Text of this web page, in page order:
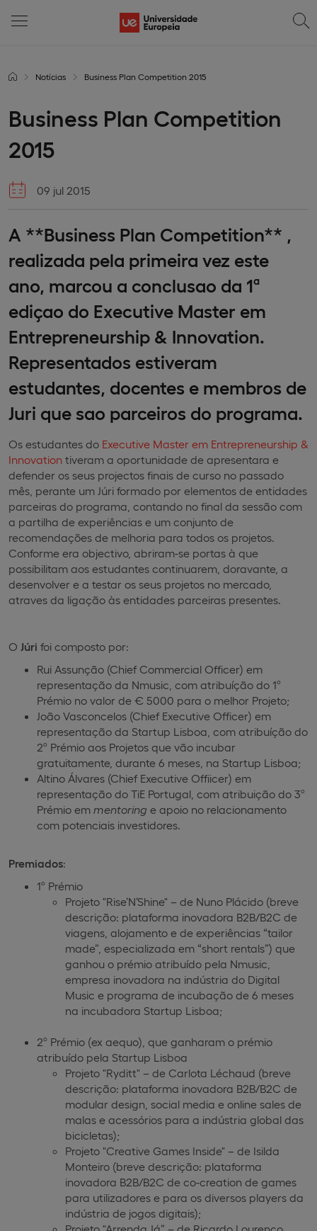
Notícias Business Plan Competition 2015
Business Plan Competition
2015
09 jul 2015
A **Business Plan Competition** ,
realizada pela primeira vez este
ano, marcou a conclusao da 1ª
ediçao do Executive Master em
Entrepreneurship & Innovation.
Representados estiveram
estudantes, docentes e membros de
Juri que sao parceiros do programa.
Os estudantes do Executive Master em Entrepreneurship &
Innovation tiveram a oportunidade de apresentara e
defender os seus projectos finais de curso no passado
mês, perante um Júri formado por elementos de entidades
parceiras do programa, contando no final da sessão com
a partilha de experiências e um conjunto de
recomendações de melhoria para todos os projetos.
Conforme era objectivo, abriram-se portas à que
possibilitam aos estudantes continuarem, doravante, a
desenvolver e a testar os seus projetos no mercado,
atraves da ligação às entidades parceiras presentes.
O Júri foi composto por:
Rui Assunção (Chief Commercial Officer) em
representação da Nmusic, com atribuíção do 1º
Prémio no valor de € 5000 para o melhor Projeto;
João Vasconcelos (Chief Executive Officer) em
representação da Startup Lisboa, com atribuíção do
2º Prémio aos Projetos que vão incubar
gratuitamente, durante 6 meses, na Startup Lisboa;
Altino Álvares (Chief Executive Offiicer) em
representação do TiE Portugal, com atribuição do 3º
Prémio em mentoring e apoio no relacionamento
com potenciais investidores.
Premiados:
1º Prémio
Projeto "Rise’N’Shine" – de Nuno Plácido (breve
descrição: plataforma inovadora B2B/B2C de
viagens, alojamento e de experiências “tailor
made”, especializada em “short rentals”) que
ganhou o prémio atribuído pela Nmusic,
empresa inovadora na indústria do Digital
Music e programa de incubação de 6 meses
na incubadora Startup Lisboa;
2º Prémio (ex aequo), que ganharam o prémio
atribuído pela Startup Lisboa
Projeto "Ryditt" – de Carlota Léchaud (breve
descrição: plataforma inovadora B2B/B2C de
modular design, social media e online sales de
malas e acessórios para a indústria global das
bicicletas);
Projeto "Creative Games Inside" – de Isilda
Monteiro (breve descrição: plataforma
inovadora B2B/B2C de co-creation de games
para utilizadores e para os diversos players da
indústria de jogos digitais);